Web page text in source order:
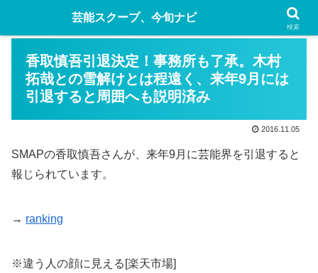
香取慎吾引退決定！事務所も了承。木村
拓哉との雪解けとは程遠く、来年9月には
引退すると周囲へも説明済み
2016.11.05
SMAPの香取慎吾さんが、来年9月に芸能界を引退すると
報じられています。
→ ranking
※違う人の顔に見える[楽天市場]
芸能スクープ、今旬ナビ
検索